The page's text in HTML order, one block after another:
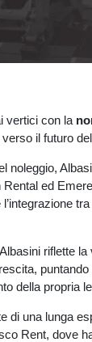
vertici con la
il futuro
noleggio,
ed
riflette
della propria
di una lunga
Rent, dove